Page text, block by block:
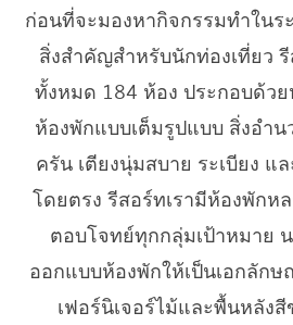
ก่อนที่จะมองหากิจกรรมทำในร
สิ่งสำคัญสำหรับนักท่องเที่ยว
ทั้งหมด 184 ห้อง ประกอบด้ว
ห้องพักแบบเต็มรูปแบบ สิ่งอำ
ครัน เตียงนุ่มสบาย ระเบียง แ
โดยตรง รีสอร์ทเรามีห้องพักห
ตอบโจทย์ทุกกลุ่มเป้าหมาย
ออกแบบห้องพักให้เป็นเอกลักษ
เฟอร์นิเจอร์ไม้และพื้นหลังสี